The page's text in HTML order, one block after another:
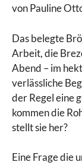
von Pauline
Das belegte
Arbeit, die
Abend – im
verlässliche
der Regel eine
kommen die
stellt sie her?
Eine Frage die